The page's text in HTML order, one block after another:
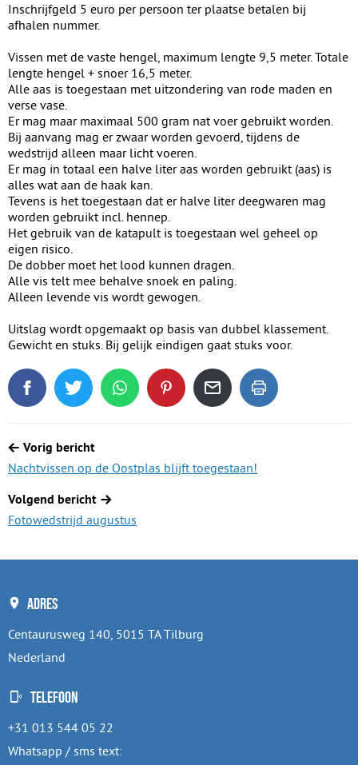
Inschrijfgeld 5 euro per persoon ter plaatse betalen bij
afhalen nummer.
Vissen met de vaste hengel, maximum lengte 9,5 meter. Totale
lengte hengel + snoer 16,5 meter.
Alle aas is toegestaan met uitzondering van rode maden en
verse vase.
Er mag maar maximaal 500 gram nat voer gebruikt worden.
Bij aanvang mag er zwaar worden gevoerd, tijdens de
wedstrijd alleen maar licht voeren.
Er mag in totaal een halve liter aas worden gebruikt (aas) is
alles wat aan de haak kan.
Tevens is het toegestaan dat er halve liter deegwaren mag
worden gebruikt incl. hennep.
Het gebruik van de katapult is toegestaan wel geheel op
eigen risico.
De dobber moet het lood kunnen dragen.
Alle vis telt mee behalve snoek en paling.
Alleen levende vis wordt gewogen.
Uitslag wordt opgemaakt op basis van dubbel klassement.
Gewicht en stuks. Bij gelijk eindigen gaat stuks voor.
Deel dit blogartikel op Facebook
Tweet dit blogartikel op Twitter
Deel dit blogartikel via WhatsApp
Deel dit blogartikel op Pinterest
Deel dit blogartikel via de
Dit blogartikel
Berichtnavigatie
Vorig bericht
Nachtvissen op de Oostplas blijft toegestaan!
Volgend bericht
Fotowedstrijd augustus
Adres
Centaurusweg 140, 5015 TA Tilburg
Nederland
Telefoon
+31 013 544 05 22
Whatsapp / sms text: